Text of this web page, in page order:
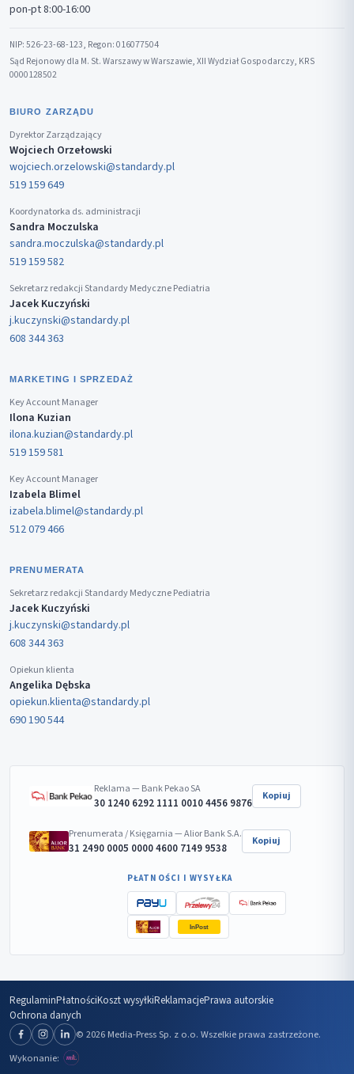
pon-pt 8:00-16:00
NIP: 526-23-68-123, Regon: 016077504
Sąd Rejonowy dla M. St. Warszawy w Warszawie, XII Wydział Gospodarczy, KRS
0000128502
BIURO ZARZĄDU
Dyrektor Zarządzający
Wojciech Orzełowski
wojciech.orzelowski@standardy.pl
519 159 649
Koordynatorka ds. administracji
Sandra Moczulska
sandra.moczulska@standardy.pl
519 159 582
Sekretarz redakcji Standardy Medyczne Pediatria
Jacek Kuczyński
j.kuczynski@standardy.pl
608 344 363
MARKETING I SPRZEDAŻ
Key Account Manager
Ilona Kuzian
ilona.kuzian@standardy.pl
519 159 581
Key Account Manager
Izabela Blimel
izabela.blimel@standardy.pl
512 079 466
PRENUMERATA
Sekretarz redakcji Standardy Medyczne Pediatria
Jacek Kuczyński
j.kuczynski@standardy.pl
608 344 363
Opiekun klienta
Angelika Dębska
opiekun.klienta@standardy.pl
690 190 544
Reklama — Bank Pekao SA
30 1240 6292 1111 0010 4456 9876 Kopiuj
Prenumerata / Księgarnia — Alior Bank S.A.
31 2490 0005 0000 4600 7149 9538 Kopiuj
PŁATNOŚCI I WYSYŁKA
InPost
RegulaminPłatnościKoszt wysyłkiReklamacjePrawa autorskie
Ochrona danych
© 2026 Media-Press Sp. z o.o. Wszelkie prawa zastrzeżone.
Wykonanie: